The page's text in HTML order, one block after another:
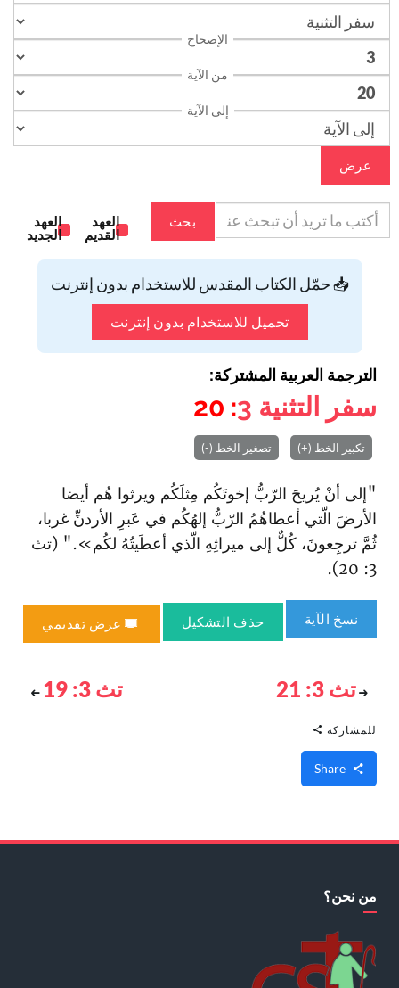
الإصحاح
من الآية
إلى الآية
عرض
بحث
العهد
القديم
العهد
الجديد
📥 حمّل الكتاب المقدس للاستخدام بدون إنترنت
تحميل للاستخدام بدون إنترنت
الترجمة العربية المشتركة:
سفر التثنية 3
: 20
تكبير الخط (+) تصغير الخط (-)
"إلى أنْ يُريحَ الرّبُّ إخوتَكُم مِثلَكُم ويرثوا هُم أيضا
الأرضَ‌ الّتي أعطاهُمُ الرّبُّ إلهُكُم في عَبرِ الأردنِّ غربا،
ثُمَّ ترجِعونَ، كُلٌّ إلى ميراثِهِ الّذي أعطَيتُهُ لكُم»." (تث
3: 20).
نسخ الآية حذف التشكيل عرض تقديمي
تث 3: 21 تث 3: 19
للمشاركة
من نحن؟